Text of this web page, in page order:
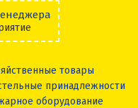
товары
принадлежности
оборудование